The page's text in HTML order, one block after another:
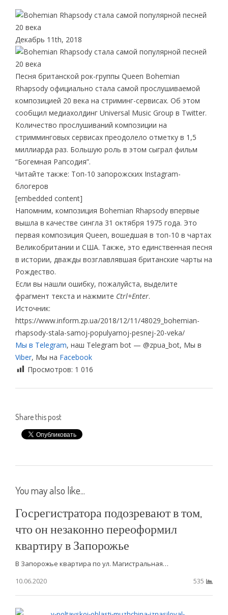
Декабрь 11th, 2018
Песня британской рок-группы Queen Bohemian
Rhapsody официально стала самой прослушиваемой
композицией 20 века на стриминг-сервисах. Об этом
сообщил медиахолдинг Universal Music Group в Twitter.
Количество прослушиваний композиции на
стримминговых сервисах преодолело отметку в 1,5
миллиарда раз. Большую роль в этом сыграл фильм
“Богемная Рапсодия”.
Читайте также: Топ-10 запорожских Instagram-
блогеров
[embedded content]
Напомним, композиция Bohemian Rhapsody впервые
вышла в качестве сингла 31 октября 1975 года. Это
первая композиция Queen, вошедшая в топ-10 в чартах
Великобритании и США. Также, это единственная песня
в истории, дважды возглавлявшая британские чарты на
Рождество.
Если вы нашли ошибку, пожалуйста, выделите
фрагмент текста и нажмите Ctrl+Enter.
Источник:
https://www.inform.zp.ua/2018/12/11/48029_bohemian-
rhapsody-stala-samoj-populyarnoj-pesnej-20-veka/
Мы в Telegram, наш Telegram bot — @zpua_bot, Мы в
Viber, Мы на Facebook
Просмотров: 1 016
Share this post
You may also like...
Госрегистратора подозревают в том,
что он незаконно переоформил
квартиру в Запорожье
В Запорожье квартира по ул. Магистральная…
10.06.2020
535